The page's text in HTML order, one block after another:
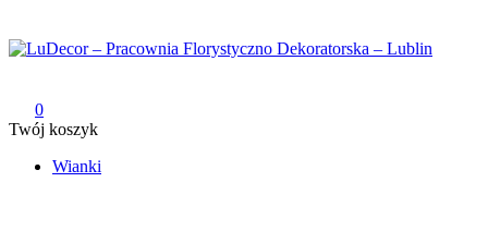
do
treści
0
Twój koszyk
Wianki